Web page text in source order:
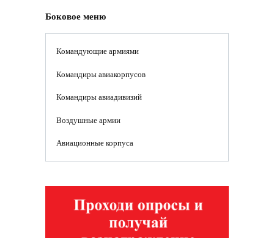
Боковое меню
Командующие армиями
Командиры авиакорпусов
Командиры авиадивизий
Воздушные армии
Авиационные корпуса